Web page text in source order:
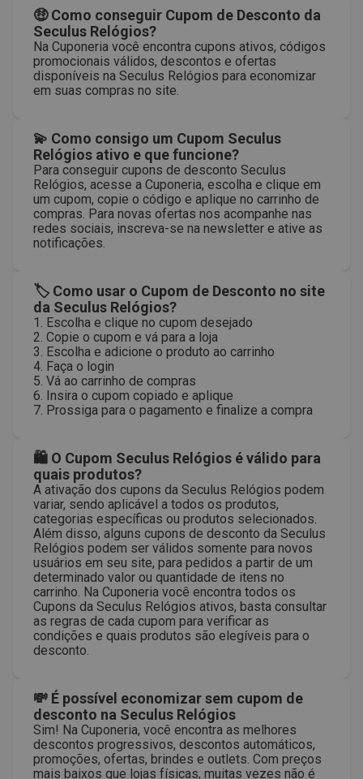
🤑 Como conseguir Cupom de Desconto da
Seculus Relógios?
Na Cuponeria você encontra cupons ativos, códigos
promocionais válidos, descontos e ofertas
disponíveis na Seculus Relógios para economizar
em suas compras no site.
💫 Como consigo um Cupom Seculus
Relógios ativo e que funcione?
Para conseguir cupons de desconto Seculus
Relógios, acesse a Cuponeria, escolha e clique em
um cupom, copie o código e aplique no carrinho de
compras. Para novas ofertas nos acompanhe nas
redes sociais, inscreva-se na newsletter e ative as
notificações.
🏷 Como usar o Cupom de Desconto no site
da Seculus Relógios?
1. Escolha e clique no cupom desejado
2. Copie o cupom e vá para a loja
3. Escolha e adicione o produto ao carrinho
4. Faça o login
5. Vá ao carrinho de compras
6. Insira o cupom copiado e aplique
7. Prossiga para o pagamento e finalize a compra
🛍 O Cupom Seculus Relógios é válido para
quais produtos?
A ativação dos cupons da Seculus Relógios podem
variar, sendo aplicável a todos os produtos,
categorias específicas ou produtos selecionados.
Além disso, alguns cupons de desconto da Seculus
Relógios podem ser válidos somente para novos
usuários em seu site, para pedidos a partir de um
determinado valor ou quantidade de itens no
carrinho. Na Cuponeria você encontra todos os
Cupons da Seculus Relógios ativos, basta consultar
as regras de cada cupom para verificar as
condições e quais produtos são elegíveis para o
desconto.
💸 É possível economizar sem cupom de
desconto na Seculus Relógios
Sim! Na Cuponeria, você encontra as melhores
descontos progressivos, descontos automáticos,
promoções, ofertas, brindes e outlets. Com preços
mais baixos que lojas físicas, muitas vezes não é